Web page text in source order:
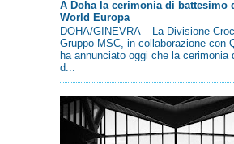
A Doha la cerimonia di battesimo
World Europa
DOHA/GINEVRA – La Divisione
Gruppo MSC, in collaborazione con
ha annunciato oggi che la cerimonia
d...